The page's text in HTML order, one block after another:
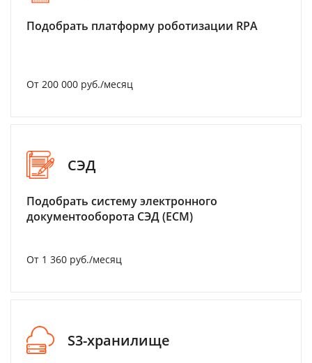
Подобрать платформу роботизации RPA
От 200 000 руб./месяц
СЭД
Подобрать систему электронного
документооборота СЭД (ECM)
От 1 360 руб./месяц
S3-хранилище